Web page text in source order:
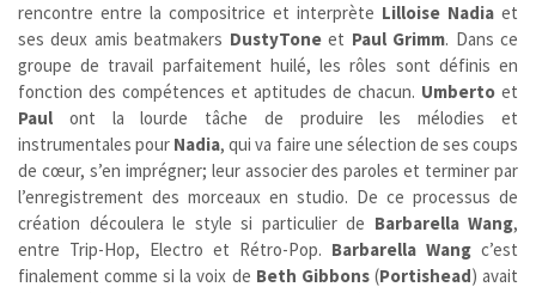
rencontre entre la compositrice et interprète Lilloise Nadia et
ses deux amis beatmakers DustyToneet Paul Grimm. Dans ce
groupe de travail parfaitement huilé, les rôles sont définis en
fonction des compétences et aptitudes de chacun. Umberto et
Paul ont la lourde tâche de produire les mélodies et
instrumentales pour Nadia, qui va faire une sélection de ses coups
de cœur, s’en imprégner; leur associer des paroles et terminer par
l’enregistrement des morceaux en studio. De ce processus de
création découlera le style si particulier de Barbarella Wang,
entre Trip-Hop, Electro et Rétro-Pop. Barbarella Wang c’est
finalement comme si la voix de Beth Gibbons(Portishead) avait